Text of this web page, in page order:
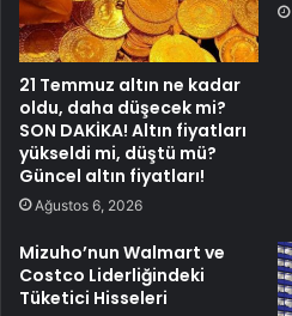
21 Temmuz altın ne kadar
oldu, daha düşecek mi?
SON DAKİKA! Altın fiyatları
yükseldi mi, düştü mü?
Güncel altın fiyatları!
Ağustos 6, 2026
Mizuho’nun Walmart ve
Costco Liderliğindeki
Tüketici Hisseleri